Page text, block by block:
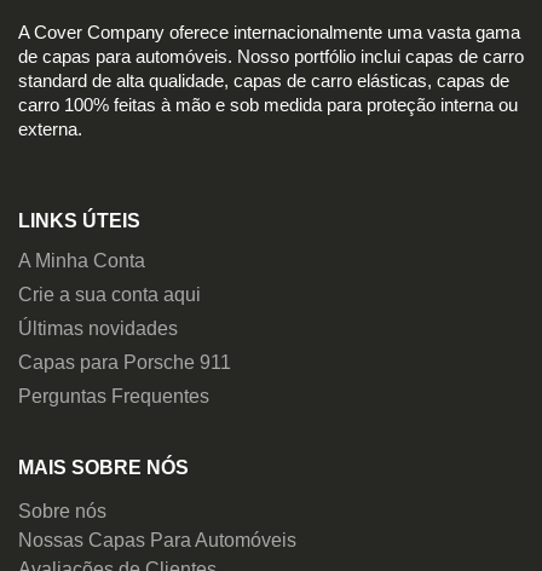
A Cover Company oferece internacionalmente uma vasta gama
de capas para automóveis. Nosso portfólio inclui capas de carro
standard de alta qualidade, capas de carro elásticas, capas de
carro 100% feitas à mão e sob medida para proteção interna ou
externa.
LINKS ÚTEIS
A Minha Conta
Crie a sua conta aqui
Últimas novidades
Capas para Porsche 911
Perguntas Frequentes
MAIS SOBRE NÓS
Sobre nós
Nossas Capas Para Automóveis